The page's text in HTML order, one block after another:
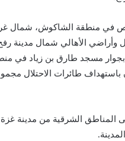
وأراضي الأهالي شمال
بجوار مسجد طارق بن زياد في
طائرات الاحتلال
الشرقية من مدينة